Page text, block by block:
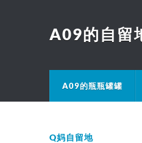
A09的自留
A09的瓶瓶罐罐
Q妈自留地